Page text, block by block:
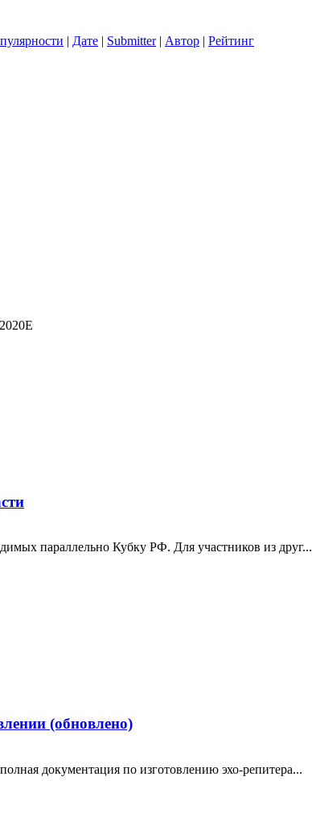
| Дате | Submitter| Автор | Рейтинг
параллельно Кубку РФ. Для участников из друг...
(обновлено)
документация по изготовлению эхо-репитера...